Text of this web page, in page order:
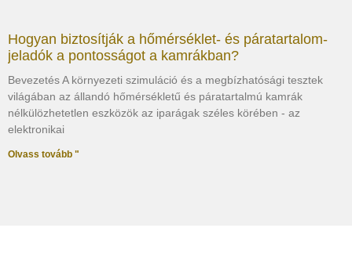
Hogyan biztosítják a hőmérséklet- és páratartalom-
jeladók a pontosságot a kamrákban?
Bevezetés A környezeti szimuláció és a megbízhatósági tesztek
világában az állandó hőmérsékletű és páratartalmú kamrák
nélkülözhetetlen eszközök az iparágak széles körében - az
elektronikai
Olvass tovább "